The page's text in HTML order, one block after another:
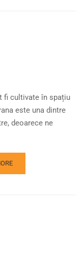
fi cultivate în spațiu
este una dintre
deoarece ne